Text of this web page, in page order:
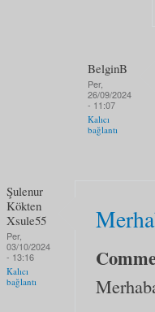
BelginB
Per,
26/09/2024
- 11:07
Kalıcı
bağlantı
Şulenur
Kökten
Xsule55
Per,
03/10/2024
- 13:16
Kalıcı
bağlantı